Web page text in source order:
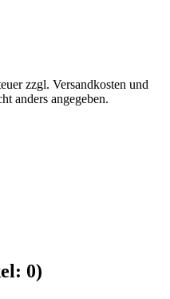
zzgl. Versandkosten und
anders angegeben.
0)